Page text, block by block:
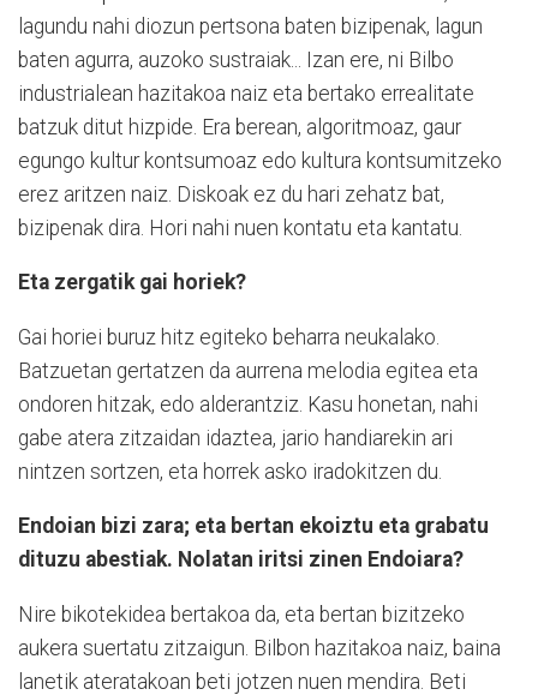
lagundu nahi diozun pertsona baten bizipenak, lagun
baten agurra, auzoko sustraiak... Izan ere, ni Bilbo
industrialean hazitakoa naiz eta bertako errealitate
batzuk ditut hizpide. Era berean, algoritmoaz, gaur
egungo kultur kontsumoaz edo kultura kontsumitzeko
erez aritzen naiz. Diskoak ez du hari zehatz bat,
bizipenak dira. Hori nahi nuen kontatu eta kantatu.
Eta zergatik gai horiek?
Gai horiei buruz hitz egiteko beharra neukalako.
Batzuetan gertatzen da aurrena melodia egitea eta
ondoren hitzak, edo alderantziz. Kasu honetan, nahi
gabe atera zitzaidan idaztea, jario handiarekin ari
nintzen sortzen, eta horrek asko iradokitzen du.
Endoian bizi zara; eta bertan ekoiztu eta grabatu
dituzu abestiak. Nolatan iritsi zinen Endoiara?
Nire bikotekidea bertakoa da, eta bertan bizitzeko
aukera suertatu zitzaigun. Bilbon hazitakoa naiz, baina
lanetik ateratakoan beti jotzen nuen mendira. Beti